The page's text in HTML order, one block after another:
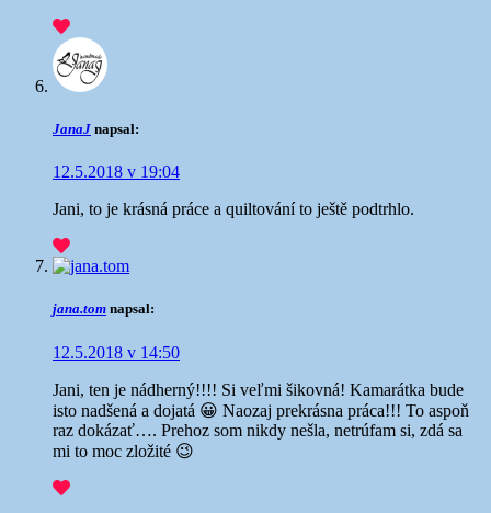
JanaJ napsal:
12.5.2018 v 19:04
Jani, to je krásná práce a quiltování to ještě podtrhlo.
jana.tom napsal:
12.5.2018 v 14:50
Jani, ten je nádherný!!!! Si veľmi šikovná! Kamarátka bude
isto nadšená a dojatá 😀 Naozaj prekrásna práca!!! To aspoň
raz dokázať…. Prehoz som nikdy nešla, netrúfam si, zdá sa
mi to moc zložité 😉